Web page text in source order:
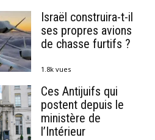
Israël construira-t-il
ses propres avions
de chasse furtifs ?
1.8k vues
Ces Antijuifs qui
postent depuis le
ministère de
l’Intérieur